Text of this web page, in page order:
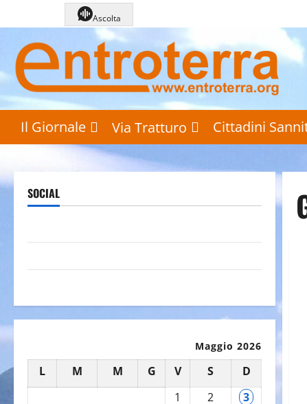
al
contenuto
Il Giornale Via Tratturo Cittadini
SOCIAL
Maggio 2026
L M M G V S
D
1
2
3
Ascolta